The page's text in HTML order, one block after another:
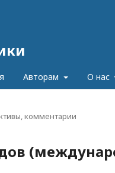
Авторам О нас
комментарии